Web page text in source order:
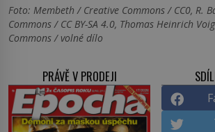
Foto: Membeth / Creative Commons / CC0, R.
Commons / CC BY-SA 4.0, Thomas Heinrich
Commons / volné dílo
PRÁVĚ V PRODEJI